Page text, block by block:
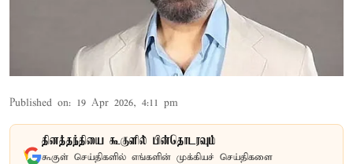
Published on: 19 Apr 2026, 4:11 pm
தினத்தந்தியை கூகுளில் பின்தொடரவும்
கூகுள் செய்திகளில் எங்களின் முக்கியச் செய்திகளை